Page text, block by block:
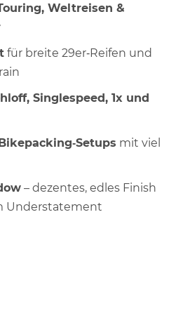
Weltreisen &
für breite 29er‑Reifen und
Singlespeed, 1x und
mit viel
– dezentes, edles Finish
Understatement